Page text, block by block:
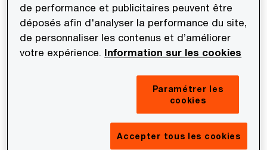
Le 16 mai 2023
Pierre Bosquet:
Polytechnique (X96) et
de Télécom ParisTech
(2001), Pierre a 21 ans
d'expérience en conseil
de performance et publicitaires peuvent être
déposés afin d'analyser la performance du site,
de personnaliser les contenus et d’améliorer
votre expérience. Information sur les cookies
Paramétrer les
cookies
Accepter tous les cookies